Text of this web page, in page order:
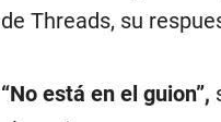
de Threads, su
“No está en el guion”,